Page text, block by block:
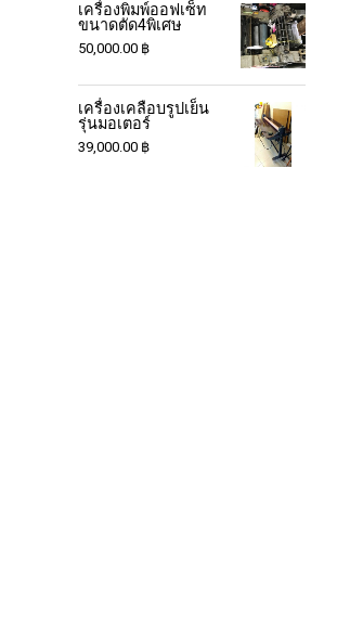
เครื่องพิมพ์ออฟเซ็ท
ขนาดตัด4พิเศษ
50,000.00 ฿
เครื่องเคลือบรูปเย็น
รุ่นมอเตอร์
39,000.00 ฿